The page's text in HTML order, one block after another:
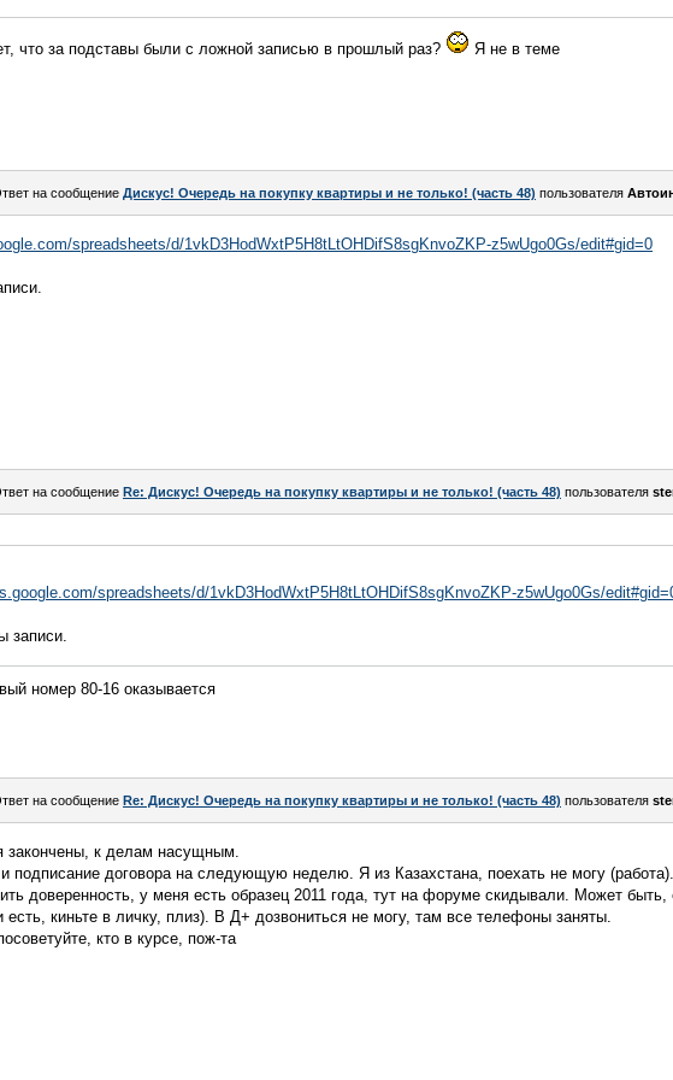
что за подставы были с ложной записью в прошлый раз? Я не в теме
на сообщение Дискус! Очередь на покупку квартиры и не только! (часть 48) пользователя
spreadsheets/d/1vkD3HodWxtP5H8tLtOHDifS8sgKnvoZKP-z5wUgo0Gs/edit#gid=0
на сообщение Re: Дискус! Очередь на покупку квартиры и не только! (часть 48) пользователя
spreadsheets/d/1vkD3HodWxtP5H8tLtOHDifS8sgKnvoZKP-z5wUgo0Gs/
записи.
номер 80-16 оказывается
на сообщение Re: Дискус! Очередь на покупку квартиры и не только! (часть 48) пользователя
закончены, к делам насущным.
подписание договора на следующую неделю. Я из Казахстана, поехать не могу (работа).
доверенность, у меня есть образец 2011 года, тут на форуме скидывали. Может быть,
есть, киньте в личку, плиз). В Д+ дозвониться не могу, там все телефоны заняты.
кто в курсе, пож-та